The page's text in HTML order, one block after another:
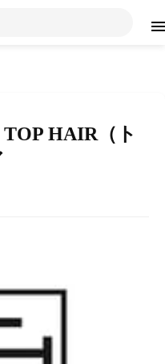
HAIR（ト